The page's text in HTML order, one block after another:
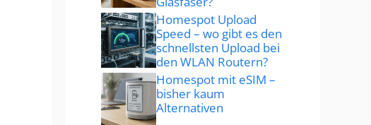
Homespot Upload
Speed – wo gibt es den
schnellsten Upload bei
den WLAN Routern?
Homespot mit eSIM –
bisher kaum
Alternativen